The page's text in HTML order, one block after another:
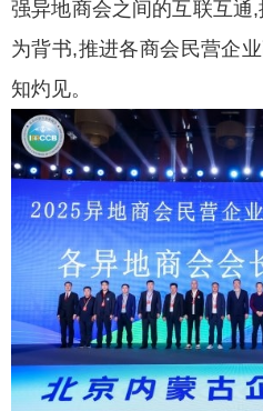
强异地商会之间的互联互通
为背书,推进各商会民营企
知灼见。